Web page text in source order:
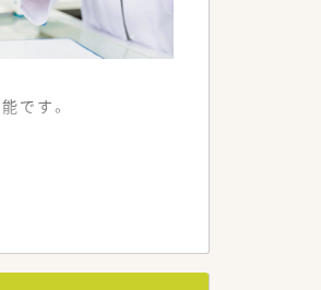
です。
と向き合うこと